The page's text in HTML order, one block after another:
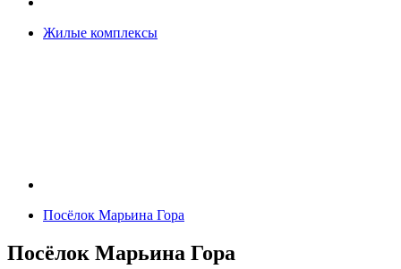
Жилые комплексы
Посёлок Марьина Гора
Посёлок Марьина Гора